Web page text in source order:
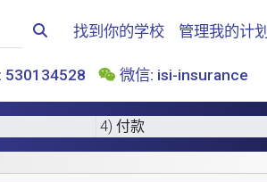
找到你的学校 管理我的计划
530134528 微信: isi-insurance
4) 付款